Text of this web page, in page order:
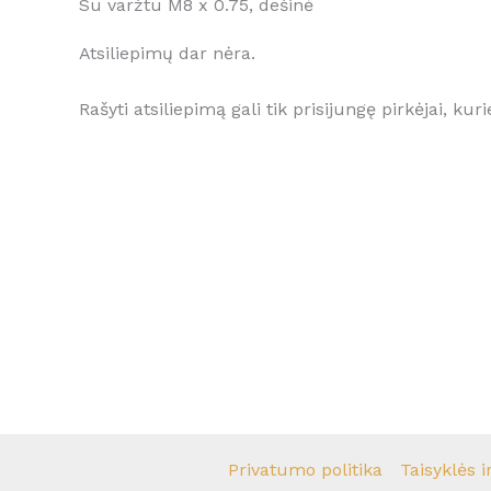
Su varžtu M8 x 0.75, dešinė
Atsiliepimų dar nėra.
Rašyti atsiliepimą gali tik prisijungę pirkėjai,
Privatumo politika Taisyklės